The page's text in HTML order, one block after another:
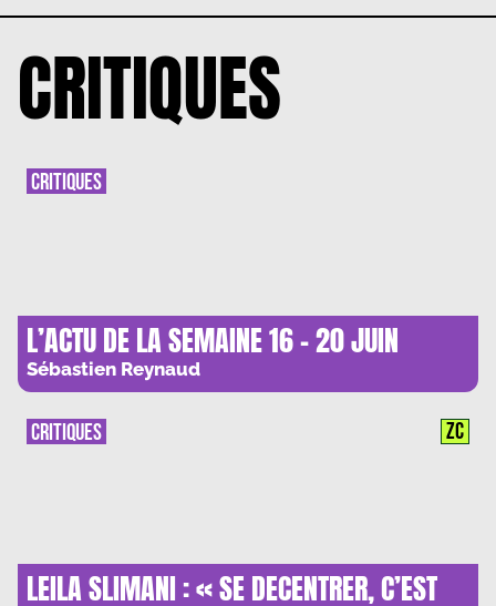
CRITIQUES
L’ACTU DE LA SEMAINE 16 – 20 JUIN
Sébastien Reynaud
CRITIQUES
LEILA SLIMANI : « SE DECENTRER, C’EST
CRITIQUES ZC